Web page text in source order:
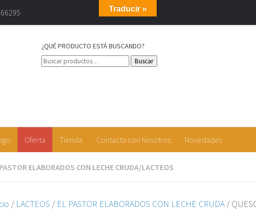
¿QUÉ PRODUCTO ESTÁ BUSCANDO?
Buscar
Oferta Tienda Contacta con Nosotros Novedades
ELABORADOS CON LECHE CRUDA/LACTEOS
/ LACTEOS / EL PASTOR ELABORADOS CON LECHE CRUDA/
Traducir »